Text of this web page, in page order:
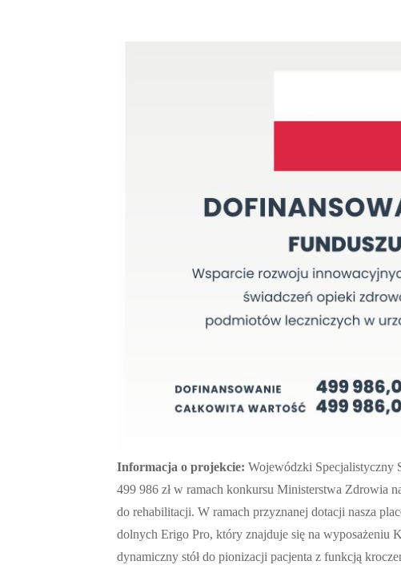
Informacja o projekcie: Wojewódzki Specjalistyczny
499 986 zł w ramach konkursu Ministerstwa Zdrowia
do rehabilitacji. W ramach przyznanej dotacji nasza
dolnych Erigo Pro, który znajduje się na wyposażeniu
dynamiczny stół do pionizacji pacjenta z funkcją